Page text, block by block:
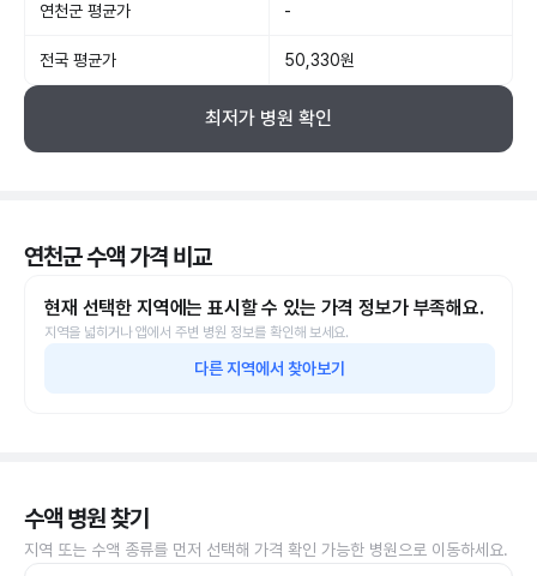
연천군 평균가 -
전국 평균가 50,330원
최저가 병원 확인
연천군 수액 가격 비교
현재 선택한 지역에는 표시할 수 있는 가격 정보가 부족해요.
지역을 넓히거나 앱에서 주변 병원 정보를 확인해 보세요.
다른 지역에서 찾아보기
수액 병원 찾기
지역 또는 수액 종류를 먼저 선택해 가격 확인 가능한 병원으로 이동하세요.